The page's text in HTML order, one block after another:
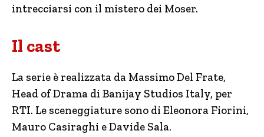
intrecciarsi con il mistero dei Moser.
Il cast
La serie è realizzata da Massimo Del Frate,
Head of Drama di Banijay Studios Italy, per
RTI. Le sceneggiature sono di Eleonora Fiorini,
Mauro Casiraghi e Davide Sala.